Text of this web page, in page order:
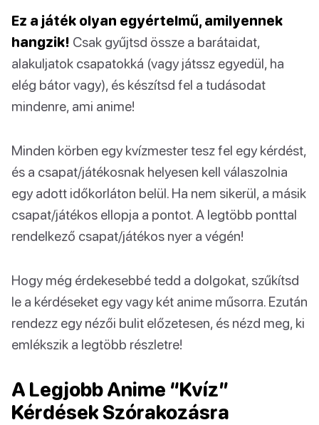
Ez a játék olyan egyértelmű, amilyennek
hangzik! Csak gyűjtsd össze a barátaidat,
alakuljatok csapatokká (vagy játssz egyedül, ha
elég bátor vagy), és készítsd fel a tudásodat
mindenre, ami anime!
Minden körben egy kvízmester tesz fel egy kérdést,
és a csapat/játékosnak helyesen kell válaszolnia
egy adott időkorláton belül. Ha nem sikerül, a másik
csapat/játékos ellopja a pontot. A legtöbb ponttal
rendelkező csapat/játékos nyer a végén!
Hogy még érdekesebbé tedd a dolgokat, szűkítsd
le a kérdéseket egy vagy két anime műsorra. Ezután
rendezz egy nézői bulit előzetesen, és nézd meg, ki
emlékszik a legtöbb részletre!
A Legjobb Anime “Kvíz”
Kérdések Szórakozásra